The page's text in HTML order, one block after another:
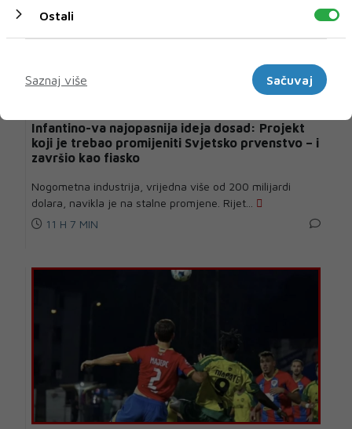
Infantino-va najopasnija ideja dosad: Projekt
koji je trebao promijeniti Svjetsko prvenstvo – i
završio kao fiasko
Nogometna industrija, vrijedna više od 200 milijardi
dolara, navikla je na stalne promjene. Rijet...
11 H 7 MIN
Ostali
Saznaj više
Sačuvaj